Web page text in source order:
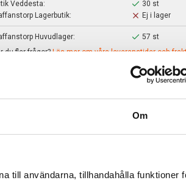
Om
till användarna, tillhandahålla funktioner
Veddesta:
30 st
Lagerbutik:
Ej i lager
Huvudlager:
57 st
du fler frågor?Läs mer om våra leveranstider och
285,00 kr
228,00 kr exkl. moms